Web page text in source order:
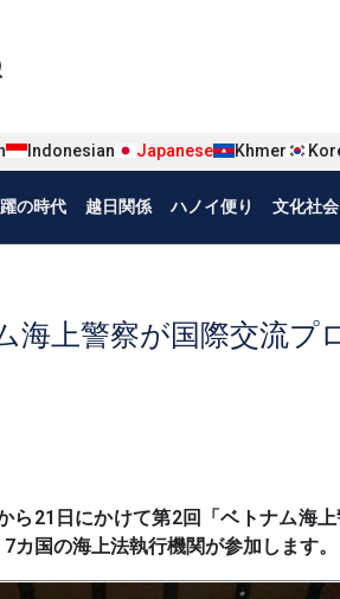
tiếng Nhật
Indonesian Japanese Khmer
の時代 越日関係 ハノイ便り 文化社会
海上警察が国際交流プ
ら21日にかけて第2回「ベトナム海
国の海上法執行機関が参加します。